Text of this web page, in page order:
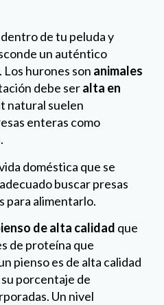
de tu peluda y
un auténtico
hurones son animales
debe seralta en
natural suelen
enteras como
doméstica que se
buscar presas
para alimentarlo.
de alta calidad que
de proteína que
pienso es de alta calidad
porcentaje de
Un nivel